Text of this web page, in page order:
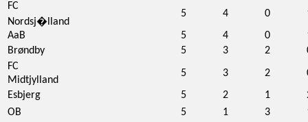
FC
Nordsj�lland
5 4 0
AaB
5 4 0
Brøndby
5 3 2
FC
Midtjylland
5 3 2
Esbjerg
5 2 1
OB
5 1 3